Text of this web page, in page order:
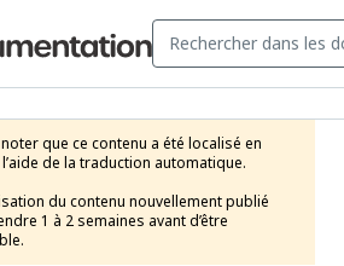
que ce contenu a été localisé en
de la traduction automatique.
du contenu nouvellement publié
1 à 2 semaines avant d’être